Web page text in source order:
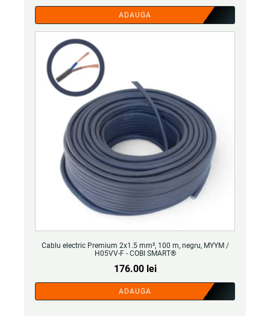
ADAUGA
Cablu electric Premium 2x1.5 mm², 100 m, negru, MYYM /
H05VV-F - COBI SMART®
176.00 lei
ADAUGA